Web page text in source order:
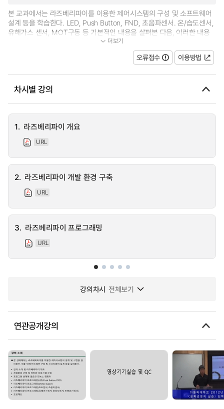
본 교과에서는 라즈베리파이를 이용한 제어시스템의 구성 및 소프트웨어
설계 등을 학습한다. LED, Push Button, FND, 초음파센서. 온/습도센서,
유해가스 센서, MOT구동 등 기본적인 내용을 살펴본 다음, 이러한 내용
을 바탕으로 응용과제를 설계 및 구현...
더보기
오류접수 이용방법
차시별 강의
1. 라즈베리파이 개요
URL
2. 라즈베리파이 개발 환경 구축
URL
3. 라즈베리파이 프로그래밍
URL
강의차시 전체보기
연관공개강의